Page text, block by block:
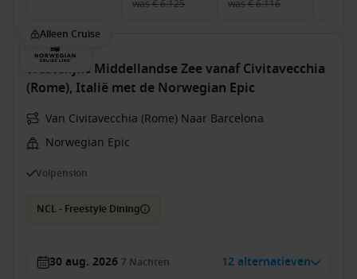
was€ 6.125
was€ 6.116
Alleen Cruise
Westelijke Middellandse Zee vanaf Civitavecchia
(Rome), Italië met de Norwegian Epic
Van Civitavecchia (Rome) Naar Barcelona
Norwegian Epic
Volpension
NCL - Freestyle Dining
30 aug. 2026 7 Nachten 12 alternatieven